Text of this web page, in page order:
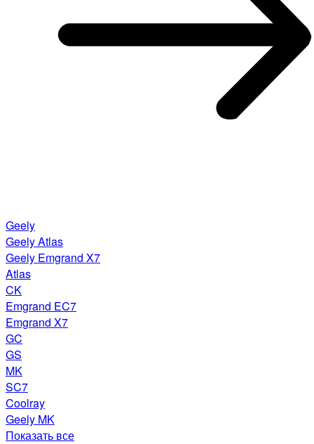
Geely
Geely Atlas
Geely Emgrand X7
Atlas
CK
Emgrand EC7
Emgrand X7
GC
GS
MK
SC7
Coolray
Geely MK
Показать все